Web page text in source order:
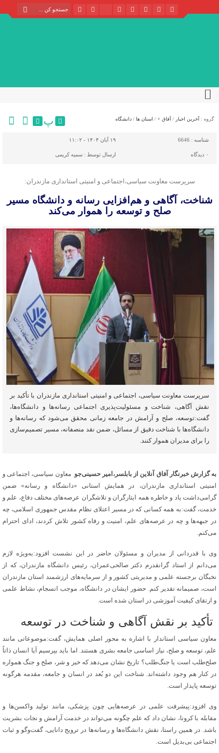
گروه : آخرین اخبار / آفاق + / استان ها / دانشگاه پ
شناسه : 6646 ۱۹ آبان ۱۴۰۴ - ۱۱:۰۲
۰ دیدگاه ارسال توسط :سمیه کریمی
سرپرست معاونت سیاسی،اجتماعی و امنیتی استانداری مازندران:
شناخت، آگاهی و هم‌افزایی رسانه و دانشگاه مسیر
صلح و توسعه را هموار می‌کند
سرپرست معاونت سیاسی، اجتماعی و امنیتی استانداری مازندران با تأکید بر
نقش آگاهی، شناخت و مسئولیت‌پذیری اجتماعی رسانه‌ها و دانشگاه‌ها،
گفت:توسعه، صلح و آرامش در جامعه زمانی محقق می‌شود که رسانه‌ها و
دانشگاه‌ها با شناخت دقیق از مسائل، ضمن نقد منصفانه، مسیر تصمیم‌سازی
را برای مدیران هموار کنند.
به گزارش خبرنگار آفاق آنلاین از بابلسر،امیر حسینی‌جو معاون سیاسی، اجتماعی و
امنیتی استانداری مازندران، در همایش استانی «دانشگاه و رسانه» ضمن
گرامی‌داشت یاد و خاطره همه ایثارگران و تلاشگران عرصه‌های مختلف دفاع، علم و
خدمت، گفت:به همه کسانی که در مسیر اعتلای نظام مقدس جمهوری اسلامی، چه
در جبهه‌ها و چه در عرصه‌های علم، امنیت و رفاه کشور تلاش کردند، ادای احترام
می‌کنم.
وی با قدردانی از مدیران و مسئولان حاضر در این نشست افزود:به‌ویژه لازم
می‌دانم از استاد گرانقدرم دکتر صالحی‌عمران، رئیس دانشگاه مازندران، که از
نخبگان برجسته علمی و مدیریتی کشور و از سرمایه‌های ارزشمند استان مازندران
است، صمیمانه تقدیر کنم. حضور ایشان در دانشگاه، موجب انسجام، نشاط علمی
و ارتقای کیفیت آموزشی در استان شده است.
تأکید بر نقش آگاهی و شناخت در توسعه
معاون سیاسی استاندار با اشاره به محور اصلی همایش، گفت:موضوعاتی مانند
علم، توسعه و صلح، نیاز اساسی جامعه بشری هستند. اما باید بپرسیم آیا انسان ذاتاً
صلح‌طلب است یا جنگ‌طلب؟ تاریخ نشان می‌دهد که خیر و شر، صلح و جنگ همواره
در کنار هم وجود داشته‌اند. شناخت این دو بُعد در انسان و جامعه، مقدمه هرگونه
توسعه پایدار است.
وی افزود:پیشرفت علمی در عرصه‌هایی چون پزشکی، مانند تولید واکسن‌ها و
مقابله با کرونا، نشان داد که علم چگونه می‌تواند در خدمت آرامش و نجات بشریت
باشد. در همین راستا، نقش دانشگاه‌ها و رسانه‌ها در ترویج دانایی، گفت‌وگو و ثبات
اجتماعی بی‌بدیل است.